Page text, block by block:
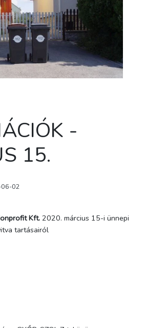
-
15.
02
Kft.2020. március 15-i ünnepi
tartásairól